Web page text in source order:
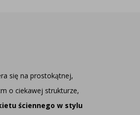
się na prostokątnej,
o ciekawej strukturze,
ściennego w stylu